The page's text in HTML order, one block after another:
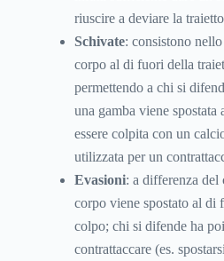
riuscire a deviare la
Schivate: consistono
corpo al di fuori della
permettendo a chi si
una gamba viene spostata
essere colpita con un
utilizzata per un
Evasioni: a differenza del
corpo viene spostato al di
colpo; chi si difende ha
contrattaccare (es.